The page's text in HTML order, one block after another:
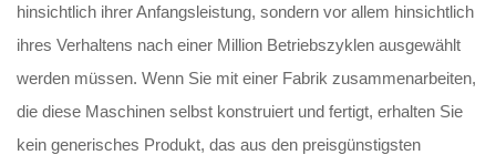
hinsichtlich ihrer Anfangsleistung, sondern vor allem hinsichtlich
ihres Verhaltens nach einer Million Betriebszyklen ausgewählt
werden müssen. Wenn Sie mit einer Fabrik zusammenarbeiten,
die diese Maschinen selbst konstruiert und fertigt, erhalten Sie
kein generisches Produkt, das aus den preisgünstigsten